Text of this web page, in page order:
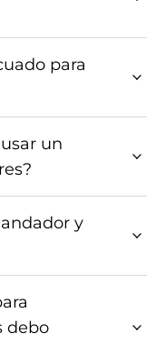
para
un
y
debo